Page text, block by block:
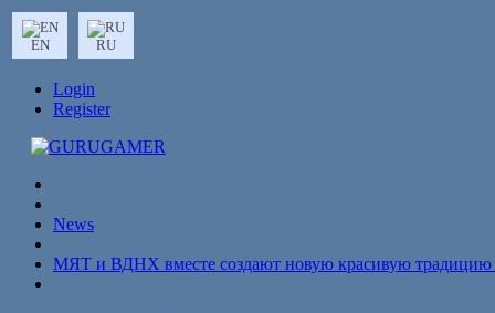
EN RU
Login
Register
News
МЯТ и ВДНХ вместе создают новую красивую традицию